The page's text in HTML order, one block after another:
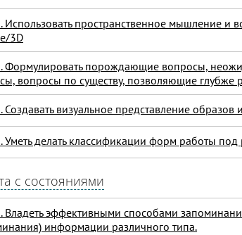
Использовать пространственное мышление и
3D
Формулировать порождающие вопросы,
вопросы по существу, позволяющие глубже
Создавать визуальное представление образов
Уметь делать классификации форм работы
с состояниями
Владеть эффективными способами
информации различного типа.